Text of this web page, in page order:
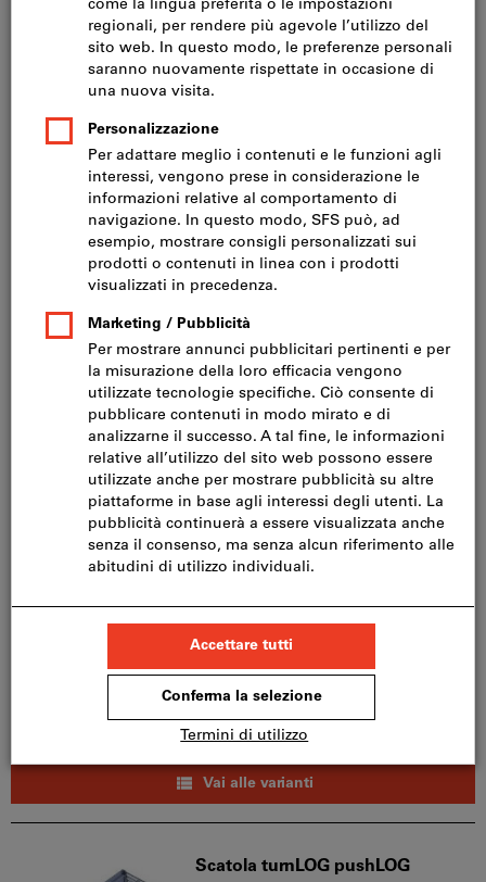
Vai alle varianti
RAL7015 grigio
Codice articoloLS
Prezzo netto:CHF 381.53
Vai alle varianti
Scaffale ad innesto 400mm
profondo RAL7015 grigio
Codice articoloLS
IVA inclusa Prezzo più spese di
Prezzo netto:
Vai alle varianti
Scatola turnLOG pushLOG